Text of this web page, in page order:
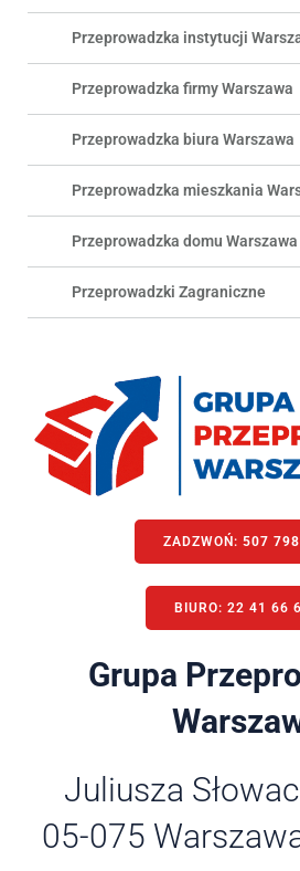
Przeprowadzka instytucji
Przeprowadzka firmy Warszawa
Przeprowadzka biura Warszawa
Przeprowadzka mieszkania
Przeprowadzka domu Warszawa
Przeprowadzki Zagraniczne
ZADZWOŃ: 507
BIURO: 22 41 66
Grupa
Juliusza
05-075